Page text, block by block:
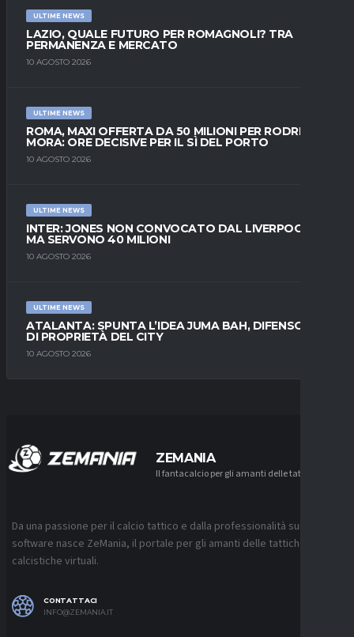
ULTIME NEWS
LAZIO, QUALE FUTURO PER ROMAGNOLI? TRA
PERMANENZA E MERCATO
10 AGOSTO 2026
ULTIME NEWS
ROMA, MAXI OFFERTA DA 50 MILIONI PER RODRIGO
MORA: ORE DECISIVE PER IL SÌ DEL PORTO
10 AGOSTO 2026
ULTIME NEWS
INTER: JONES NON CONVOCATO DAL LIVERPOOL,
MA SERVONO 40 MILIONI
10 AGOSTO 2026
ULTIME NEWS
ATALANTA: SPUNTA L’IDEA JUMA BAH, DIFENSORE
DI PROPRIETÀ DEL CITY
10 AGOSTO 2026
ZEMANIA
Il fantacalcio per gli amanti delle tattiche
Da una passione per il calcio tattico e dalla professionalità sui
software nasce ZeMania, il portale per gli amanti delle tattiche
calcistiche virtuali.
CONTATTACI
INFO@ZEMANIA.IT